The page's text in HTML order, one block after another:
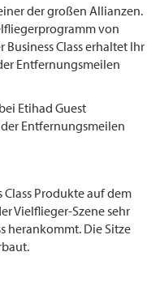
der großen Allianzen.
von
Class erhaltet Ihr
Entfernungsmeilen
Etihad Guest
Entfernungsmeilen
Produkte auf dem
Vielflieger-Szene sehr
herankommt. Die Sitze